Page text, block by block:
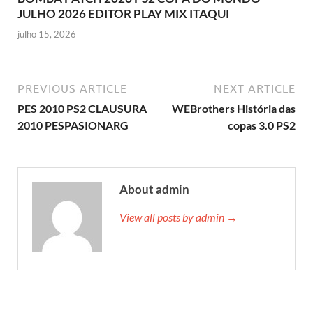
JULHO 2026 EDITOR PLAY MIX ITAQUI
julho 15, 2026
PREVIOUS ARTICLE
PES 2010 PS2 CLAUSURA
2010 PESPASIONARG
NEXT ARTICLE
WEBrothers História das
copas 3.0 PS2
About admin
View all posts by admin →